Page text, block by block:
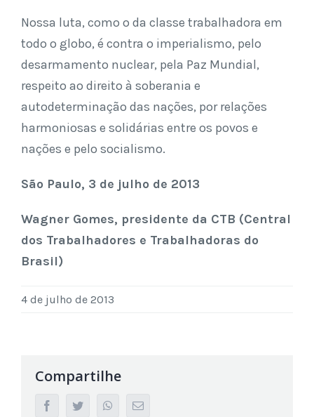
Nossa luta, como o da classe trabalhadora em
todo o globo, é contra o imperialismo, pelo
desarmamento nuclear, pela Paz Mundial,
respeito ao direito à soberania e
autodeterminação das nações, por relações
harmoniosas e solidárias entre os povos e
nações e pelo socialismo.
São Paulo, 3 de julho de 2013
Wagner Gomes, presidente da CTB (Central
dos Trabalhadores e Trabalhadoras do
Brasil)
4 de julho de 2013
Compartilhe
facebooktwitter whatsappEmail